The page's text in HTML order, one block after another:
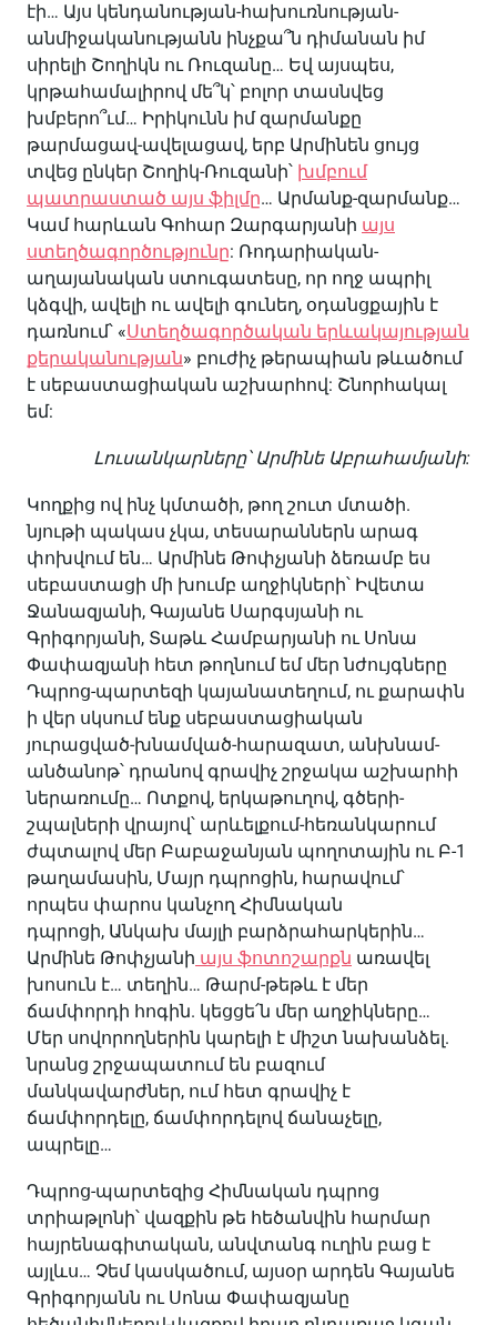
էի… Այս կենդանության-հախուռնության-
անմիջականությանն ինչքա՞ն դիմանան իմ
սիրելի Շողիկն ու Ռուզանը… Եվ այսպես,
կրթահամալիրով մե՞կ՝ բոլոր տասնվեց
խմբերո՞ւմ… Իրիկունն իմ զարմանքը
թարմացավ-ավելացավ, երբ Արմինեն ցույց
տվեց ընկեր Շողիկ-Ռուզանի՝ խմբում
պատրաստած այս ֆիլմը… Արմանք-զարմանք…
Կամ հարևան Գոհար Զարգարյանի այս
ստեղծագործությունը: Ռոդարիական-
աղայանական ստուգատեսը, որ ողջ ապրիլ
կձգվի, ավելի ու ավելի գունեղ, օդանցքային է
դառնում՝ «Ստեղծագործական երևակայության
քերականության» բուժիչ թերապիան թևածում
է սեբաստացիական աշխարհով: Շնորհակալ
եմ:
Լուսանկարները՝ Արմինե Աբրահամյանի:
Կողքից ով ինչ կմտածի, թող շուտ մտածի.
նյութի պակաս չկա, տեսարաններն արագ
փոխվում են… Արմինե Թոփչյանի ձեռամբ ես
սեբաստացի մի խումբ աղջիկների՝ Իվետա
Ջանազյանի, Գայանե Սարգսյանի ու
Գրիգորյանի, Տաթև Համբարյանի ու Սոնա
Փափազյանի հետ թողնում եմ մեր նժույգները
Դպրոց-պարտեզի կայանատեղում, ու քարափն
ի վեր սկսում ենք սեբաստացիական
յուրացված-խնամված-հարազատ, անխնամ-
անծանոթ՝ դրանով գրավիչ շրջակա աշխարհի
ներառումը… Ոտքով, երկաթուղով, գծերի-
շպալների վրայով՝ արևելքում-հեռանկարում
ժպտալով մեր Բաբաջանյան պողոտային ու Բ-1
թաղամասին, Մայր դպրոցին, հարավում՝
որպես փարոս կանչող Հիմնական
դպրոցի, Անկախ մայլի բարձրահարկերին…
Արմինե Թոփչյանի այս ֆոտոշարքն առավել
խոսուն է… տեղին… Թարմ-թեթև է մեր
ճամփորդի հոգին. կեցցե՛ն մեր աղջիկները…
Մեր սովորողներին կարելի է միշտ նախանձել.
նրանց շրջապատում են բազում
մանկավարժներ, ում հետ գրավիչ է
ճամփորդելը, ճամփորդելով ճանաչելը,
ապրելը…
Դպրոց-պարտեզից Հիմնական դպրոց
տրիաթլոնի՝ վազքին թե հեծանվին հարմար
հայրենագիտական, անվտանգ ուղին բաց է
այլևս… Չեմ կասկածում, այսօր արդեն Գայանե
Գրիգորյանն ու Սոնա Փափազյանը